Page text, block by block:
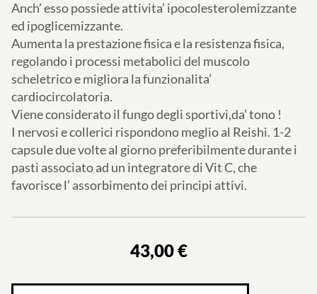
Anch’ esso possiede attivita’ ipocolesterolemizzante
ed ipoglicemizzante.
Aumenta la prestazione fisica e la resistenza fisica,
regolando i processi metabolici del muscolo
scheletrico e migliora la funzionalita’
cardiocircolatoria.
Viene considerato il fungo degli sportivi,da’ tono !
I nervosi e collerici rispondono meglio al Reishi. 1-2
capsule due volte al giorno preferibilmente durante i
pasti associato ad un integratore di Vit C, che
favorisce l’ assorbimento dei principi attivi.
43,00 €